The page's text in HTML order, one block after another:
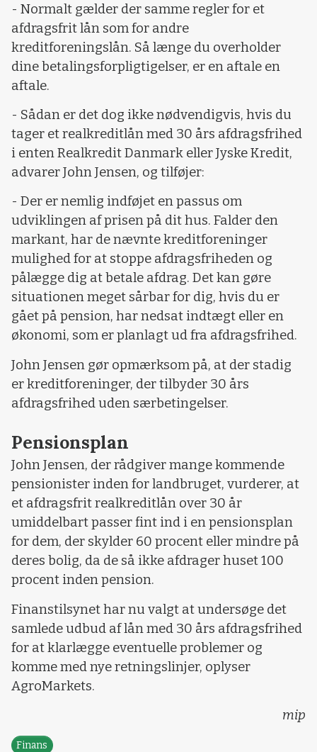
- Normalt gælder der samme regler for et
afdragsfrit lån som for andre
kreditforeningslån. Så længe du overholder
dine betalingsforpligtigelser, er en aftale en
aftale.
- Sådan er det dog ikke nødvendigvis, hvis du
tager et realkreditlån med 30 års afdragsfrihed
i enten Realkredit Danmark eller Jyske Kredit,
advarer John Jensen, og tilføjer:
- Der er nemlig indføjet en passus om
udviklingen af prisen på dit hus. Falder den
markant, har de nævnte kreditforeninger
mulighed for at stoppe afdragsfriheden og
pålægge dig at betale afdrag. Det kan gøre
situationen meget sårbar for dig, hvis du er
gået på pension, har nedsat indtægt eller en
økonomi, som er planlagt ud fra afdragsfrihed.
John Jensen gør opmærksom på, at der stadig
er kreditforeninger, der tilbyder 30 års
afdragsfrihed uden særbetingelser.
Pensionsplan
John Jensen, der rådgiver mange kommende
pensionister inden for landbruget, vurderer, at
et afdragsfrit realkreditlån over 30 år
umiddelbart passer fint ind i en pensionsplan
for dem, der skylder 60 procent eller mindre på
deres bolig, da de så ikke afdrager huset 100
procent inden pension.
Finanstilsynet har nu valgt at undersøge det
samlede udbud af lån med 30 års afdragsfrihed
for at klarlægge eventuelle problemer og
komme med nye retningslinjer, oplyser
AgroMarkets.
mip
Finans